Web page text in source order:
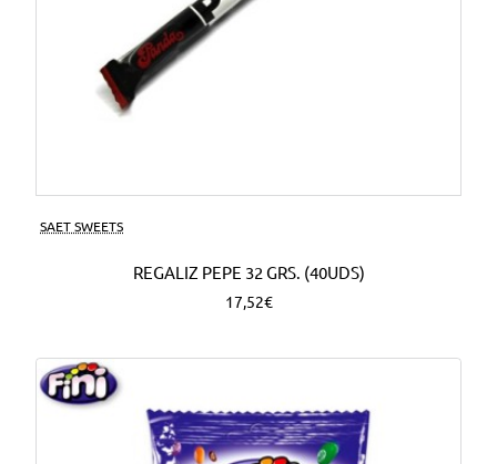
SAET SWEETS
REGALIZ PEPE 32 GRS. (40UDS)
17,52€